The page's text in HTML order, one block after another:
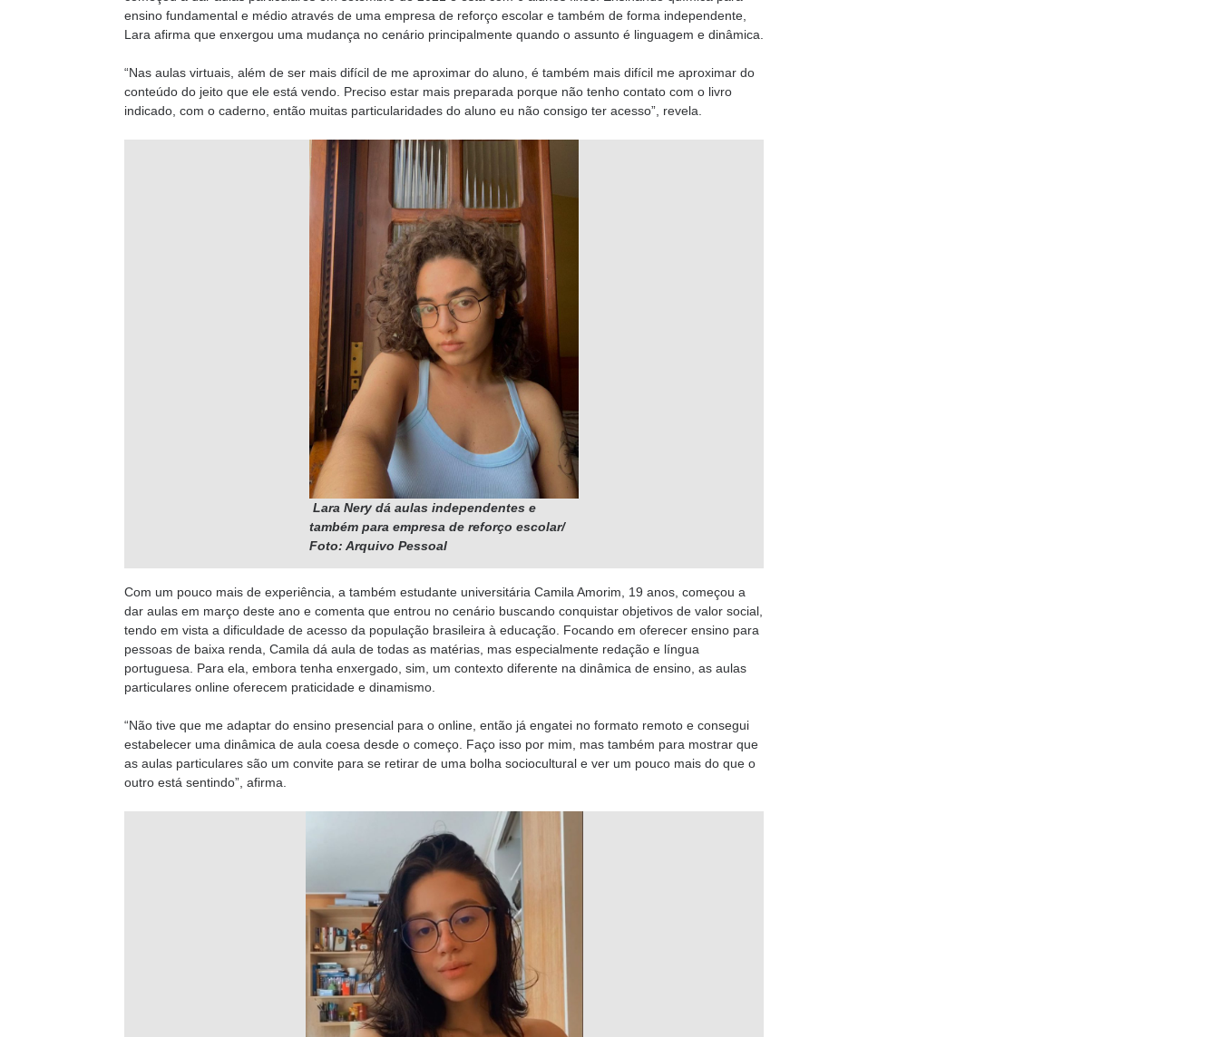
ensino fundamental e médio através de uma empresa de reforço escolar e também de forma independente,
Lara afirma que enxergou uma mudança no cenário principalmente quando o assunto é linguagem e dinâmica.
“Nas aulas virtuais, além de ser mais difícil de me aproximar do aluno, é também mais difícil me aproximar do
conteúdo do jeito que ele está vendo. Preciso estar mais preparada porque não tenho contato com o livro
indicado, com o caderno, então muitas particularidades do aluno eu não consigo ter acesso”, revela.
Lara Nery dá aulas independentes e
também para empresa de reforço escolar/
Foto: Arquivo Pessoal
Com um pouco mais de experiência, a também estudante universitária Camila Amorim, 19 anos, começou a
dar aulas em março deste ano e comenta que entrou no cenário buscando conquistar objetivos de valor social,
tendo em vista a dificuldade de acesso da população brasileira à educação. Focando em oferecer ensino para
pessoas de baixa renda, Camila dá aula de todas as matérias, mas especialmente redação e língua
portuguesa. Para ela, embora tenha enxergado, sim, um contexto diferente na dinâmica de ensino, as aulas
particulares online oferecem praticidade e dinamismo.
“Não tive que me adaptar do ensino presencial para o online, então já engatei no formato remoto e consegui
estabelecer uma dinâmica de aula coesa desde o começo. Faço isso por mim, mas também para mostrar que
as aulas particulares são um convite para se retirar de uma bolha sociocultural e ver um pouco mais do que o
outro está sentindo”, afirma.